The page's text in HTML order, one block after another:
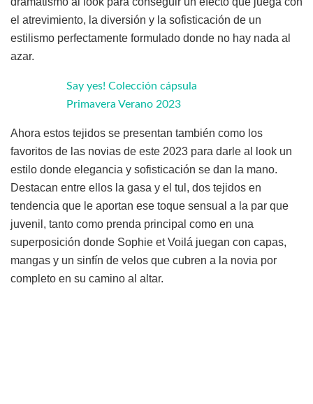
el atrevimiento, la diversión y la sofisticación de un
estilismo perfectamente formulado donde no hay nada al
azar.
Say yes! Colección cápsula
Primavera Verano 2023
Ahora estos tejidos se presentan también como los
favoritos de las novias de este 2023 para darle al look un
estilo donde elegancia y sofisticación se dan la mano.
Destacan entre ellos la gasa y el tul, dos tejidos en
tendencia que le aportan ese toque sensual a la par que
juvenil, tanto como prenda principal como en una
superposición donde Sophie et Voilá juegan con capas,
mangas y un sinfín de velos que cubren a la novia por
completo en su camino al altar.